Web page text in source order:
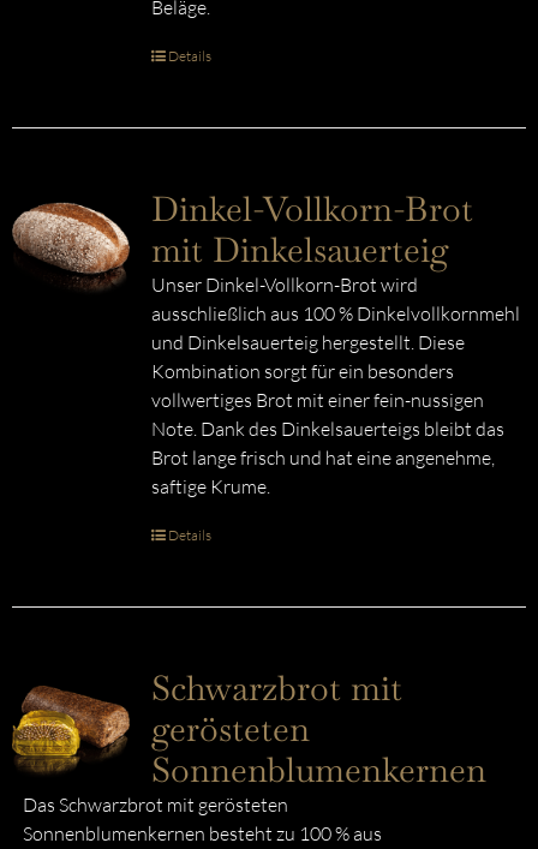
Beläge.
Details
Dinkel-Vollkorn-Brot
mit Dinkelsauerteig
Unser Dinkel-Vollkorn-Brot wird
ausschließlich aus 100 % Dinkelvollkornmehl
und Dinkelsauerteig hergestellt. Diese
Kombination sorgt für ein besonders
vollwertiges Brot mit einer fein-nussigen
Note. Dank des Dinkelsauerteigs bleibt das
Brot lange frisch und hat eine angenehme,
saftige Krume.
Details
Schwarzbrot mit
gerösteten
Sonnenblumenkernen
Das Schwarzbrot mit gerösteten
Sonnenblumenkernen besteht zu 100 % aus